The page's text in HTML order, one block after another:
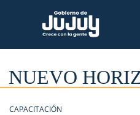
NUEVO
CAPACITACIÓN